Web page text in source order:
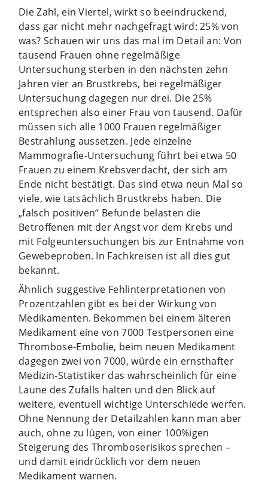
Die Zahl, ein Viertel, wirkt so beeindruckend,
dass gar nicht mehr nachgefragt wird: 25% von
was? Schauen wir uns das mal im Detail an: Von
tausend Frauen ohne regelmäßige
Untersuchung sterben in den nächsten zehn
Jahren vier an Brustkrebs, bei regelmäßiger
Untersuchung dagegen nur drei. Die 25%
entsprechen also einer Frau von tausend. Dafür
müssen sich alle 1000 Frauen regelmäßiger
Bestrahlung aussetzen. Jede einzelne
Mammografie-Untersuchung führt bei etwa 50
Frauen zu einem Krebsverdacht, der sich am
Ende nicht bestätigt. Das sind etwa neun Mal so
viele, wie tatsächlich Brustkrebs haben. Die
„falsch positiven“ Befunde belasten die
Betroffenen mit der Angst vor dem Krebs und
mit Folgeuntersuchungen bis zur Entnahme von
Gewebeproben. In Fachkreisen ist all dies gut
bekannt.
Ähnlich suggestive Fehlinterpretationen von
Prozentzahlen gibt es bei der Wirkung von
Medikamenten. Bekommen bei einem älteren
Medikament eine von 7000 Testpersonen eine
Thrombose-Embolie, beim neuen Medikament
dagegen zwei von 7000, würde ein ernsthafter
Medizin-Statistiker das wahrscheinlich für eine
Laune des Zufalls halten und den Blick auf
weitere, eventuell wichtige Unterschiede werfen.
Ohne Nennung der Detailzahlen kann man aber
auch, ohne zu lügen, von einer 100%igen
Steigerung des Thromboserisikos sprechen –
und damit eindrücklich vor dem neuen
Medikament warnen.